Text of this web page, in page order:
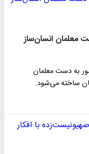
معلمان انسان‌ساز
به دست معلمان
ساخته می‌شود.